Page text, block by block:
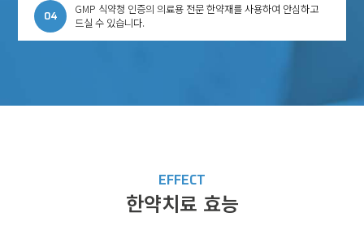
04
GMP 식약청 인증의 의료용 전문 한약재를 사용하여 안심하고
드실 수 있습니다.
EFFECT
한약치료 효능